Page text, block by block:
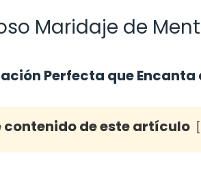
Maridaje de
Perfecta que Encanta
contenido de este artículo